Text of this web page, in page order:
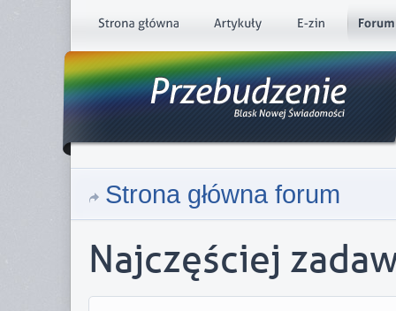
Strona główna forum
Najczęściej